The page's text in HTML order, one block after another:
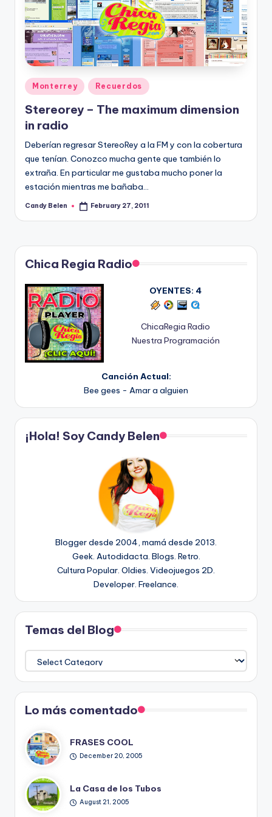
Posted
in
Monterrey Recuerdos
Stereorey – The maximum dimension
in radio
Deberí­an regresar StereoRey a la FM y con la cobertura
que tení­an. Conozco mucha gente que también lo
extraña. En particular me gustaba mucho poner la
estación mientras me bañaba…
Posted
Candy Belen February 27, 2011
Chica Regia Radio
OYENTES: 4
ChicaRegia Radio
Nuestra Programación
Canción Actual:
Bee gees - Amar a alguien
¡Hola! Soy Candy Belen
Blogger desde 2004, mamá desde 2013.
Geek. Autodidacta. Blogs. Retro.
Cultura Popular. Oldies. Videojuegos 2D.
Developer. Freelance.
Temas del Blog
Temas
del
Blog
Lo más comentado
FRASES COOL
December 20, 2005
La Casa de los Tubos
August 21, 2005